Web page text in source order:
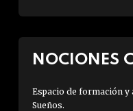
NOCIONES
Espacio de formación
Sueños.